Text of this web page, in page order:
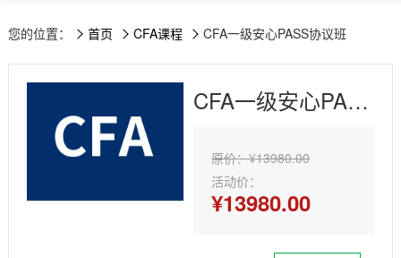
您的位置： 首页 CFA课程 CFA一级安心PASS协议班
CFA一级安心PASS协议班
原价：¥13980.00
活动价：
¥13980.00